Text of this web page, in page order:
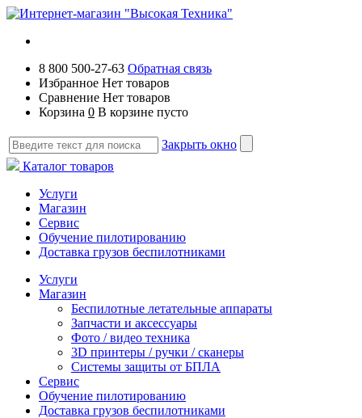
8 800 500-27-63 Обратная связь
Избранное Нет товаров
Сравнение Нет товаров
Корзина 0 В корзине пусто
Закрыть окно
Каталог товаров
Услуги
Магазин
Сервис
Обучение пилотированию
Доставка грузов беспилотниками
Услуги
Магазин
Беспилотные летательные аппараты
Запчасти и аксессуары
Фото / видео техника
3D принтеры / ручки / сканеры
Системы защиты от БПЛА
Сервис
Обучение пилотированию
Доставка грузов беспилотниками